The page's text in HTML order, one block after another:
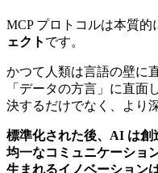
MCP プロトコルは本質的
ェクト です。
かつて人類は言語の壁に
「データの方言」に直面
決するだけでなく、より
標準化された後、AI は創
均一なコミュニケーショ
生まれるイノベーション